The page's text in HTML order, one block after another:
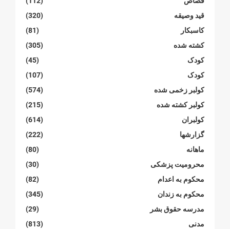
قید وصیقه
(320)
کاسبکار
(81)
کشته شده
(305)
کودک
(45)
کودک
(107)
کولبر زخمی شدە
(574)
کولبر کشتە شدە
(215)
کولبران
(614)
گزارشها
(222)
ماهانە
(80)
محرومیت پزشکی
(30)
محکوم بە اعدام
(82)
محکوم بە زندان
(345)
مدرسە حقوق بشر
(29)
مدنی
(813)